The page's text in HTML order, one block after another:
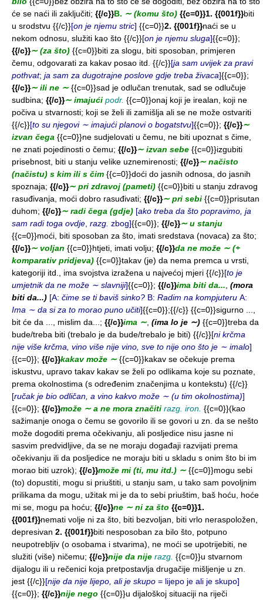
će se naći ili zaključiti; {{/c}}B. ∼ (komu što) {{c=0}}1. {{001f}}biti
u srodstvu {{/c}}[on je njemu stric] {{c=0}}2. {{001f}}naći se u
nekom odnosu, služiti kao što {{/c}}[on je njemu sluga]{{c=0}};
{{/c}}∼ (za što) {{c=0}}biti za slogu, biti sposoban, primjeren
čemu, odgovarati za kakav posao itd. {{/c}}[ja sam uvijek za pravi
pothvat; ja sam za dugotrajne poslove gdje treba živaca]{{c=0}};
{{/c}}∼ ili ne ∼{{c=0}}sad je odlučan trenutak, sad se odlučuje
sudbina; {{/c}}∼ imajući podr. {{c=0}}onaj koji je irealan, koji ne
počiva u stvarnosti; koji se želi ili zamišlja ali se ne može ostvariti
{{/c}}[to su njegovi ∼ imajući planovi o bogatstvu]{{c=0}}; {{/c}}∼
izvan čega {{c=0}}ne sudjelovati u čemu, ne biti upoznat s čime,
ne znati pojedinosti o čemu; {{/c}}∼ izvan sebe {{c=0}}izgubiti
prisebnost, biti u stanju velike uznemirenosti; {{/c}}∼ načisto
(načistu) s kim ili s čim {{c=0}}doći do jasnih odnosa, do jasnih
spoznaja; {{/c}}∼ pri zdravoj (pameti) {{c=0}}biti u stanju zdravog
rasuđivanja, moći dobro rasuđivati; {{/c}}∼ pri sebi {{c=0}}prisutan
duhom; {{/c}}∼ radi čega (gdje) [ako treba da što popravimo, ja
sam radi toga ovdje razg. zbog]{{c=0}}; {{/c}}∼ u stanju
{{c=0}}moći, biti sposoban za što, imati sredstava (novaca) za što;
{{/c}}∼ voljan {{c=0}}htjeti, imati volju; {{/c}}da ne može ∼ (+
komparativ pridjeva) {{c=0}}takav (je) da nema premca u vrsti,
kategoriji itd., ima svojstva izražena u najvećoj mjeri {{/c}}[to je
umjetnik da ne može ∼ slavniji]{{c=0}}; {{/c}}ima biti da... (mora
biti da...) [A: čime se ti baviš sinko? B: Radim na kompjuteru A:
Ima ∼ da si za to morao puno učiti]{{c=0}};{{/c}} {{c=0}}sigurno ...,
bit će da ..., mislim da...; {{/c}}ima ∼, (ima lo je ∼) {{c=0}}treba da
bude/treba biti (trebalo je da bude/trebalo je biti) {{/c}}[ni krčma
nije više krčma, vino više nije vino, sve to nije ono što je ∼ imalo]
{{c=0}}; {{/c}}kakav može ∼{{c=0}}kakav se očekuje prema
iskustvu, upravo takav kakav se želi po odlikama koje su poznate,
prema okolnostima (s određenim značenjima u kontekstu) {{/c}}
[ručak je bio odličan, a vino kakvo može ∼ (u tim okolnostima)]
{{c=0}}; {{/c}}može ∼ a ne mora značiti razg. iron. {{c=0}}(kao
sažimanje onoga o čemu se govorilo ili se govori u zn. da se nešto
može dogoditi prema očekivanju, ali posljedice nisu jasne ni
sasvim predvidljive, da se ne moraju događaji razvijati prema
očekivanju ili da posljedice ne moraju biti u skladu s onim što bi im
morao biti uzrok); {{/c}}može mi (ti, mu itd.) ∼{{c=0}}mogu sebi
(to) dopustiti, mogu si priuštiti, u stanju sam, u tako sam povoljnim
prilikama da mogu, užitak mi je da to sebi priuštim, baš hoću, hoće
mi se, mogu pa hoću; {{/c}}ne ∼ ni za što {{c=0}}1.
{{001f}}nemati volje ni za što, biti bezvoljan, biti vrlo neraspoložen,
depresivan 2. {{001f}}biti nesposoban za bilo što, potpuno
neupotrebljiv (o osobama i stvarima), ne moći se upotrijebiti, ne
služiti (više) ničemu; {{/c}}nije da nije razg. {{c=0}}u stvarnom
dijalogu ili u rečenici koja pretpostavlja drugačije mišljenje u zn.
jest {{/c}}[nije da nije lijepo, ali je skupo = lijepo je ali je skupo]
{{c=0}}; {{/c}}nije nego {{c=0}}u dijaloškoj situaciji na riječi